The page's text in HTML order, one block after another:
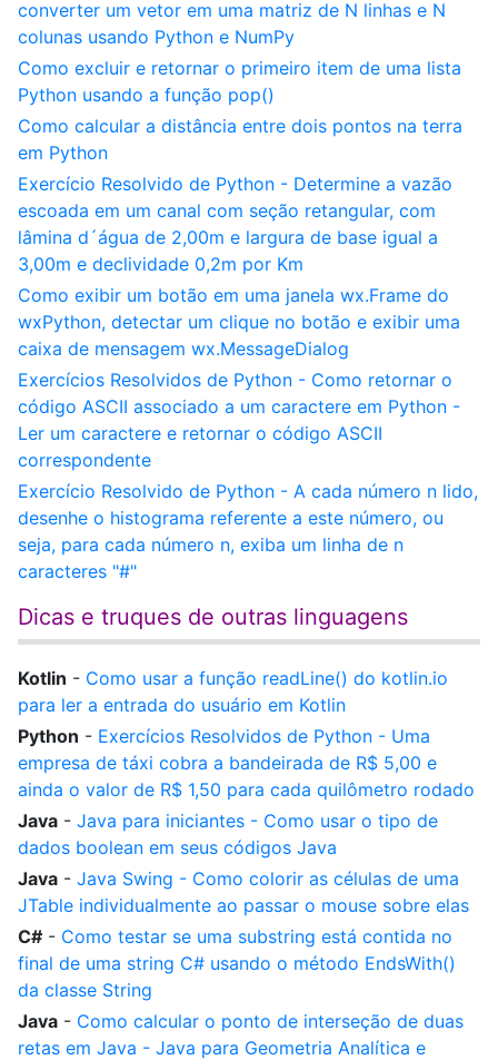
converter um vetor em uma matriz de N linhas e N
colunas usando Python e NumPy
Como excluir e retornar o primeiro item de uma lista
Python usando a função pop()
Como calcular a distância entre dois pontos na terra
em Python
Exercício Resolvido de Python - Determine a vazão
escoada em um canal com seção retangular, com
lâmina d´água de 2,00m e largura de base igual a
3,00m e declividade 0,2m por Km
Como exibir um botão em uma janela wx.Frame do
wxPython, detectar um clique no botão e exibir uma
caixa de mensagem wx.MessageDialog
Exercícios Resolvidos de Python - Como retornar o
código ASCII associado a um caractere em Python -
Ler um caractere e retornar o código ASCII
correspondente
Exercício Resolvido de Python - A cada número n lido,
desenhe o histograma referente a este número, ou
seja, para cada número n, exiba um linha de n
caracteres "#"
Dicas e truques de outras linguagens
Kotlin - Como usar a função readLine() do kotlin.io
para ler a entrada do usuário em Kotlin
Python - Exercícios Resolvidos de Python - Uma
empresa de táxi cobra a bandeirada de R$ 5,00 e
ainda o valor de R$ 1,50 para cada quilômetro rodado
Java - Java para iniciantes - Como usar o tipo de
dados boolean em seus códigos Java
Java - Java Swing - Como colorir as células de uma
JTable individualmente ao passar o mouse sobre elas
C# - Como testar se uma substring está contida no
final de uma string C# usando o método EndsWith()
da classe String
Java - Como calcular o ponto de interseção de duas
retas em Java - Java para Geometria Analítica e